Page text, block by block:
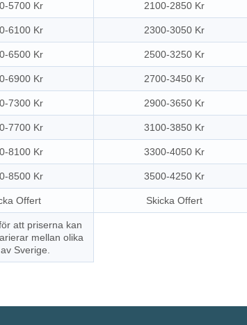
5700 Kr 2100-2850 Kr
6100 Kr 2300-3050 Kr
6500 Kr 2500-3250 Kr
6900 Kr 2700-3450 Kr
7300 Kr 2900-3650 Kr
7700 Kr 3100-3850 Kr
8100 Kr 3300-4050 Kr
8500 Kr 3500-4250 Kr
Offert Skicka Offert
att priserna kan
mellan olika
Sverige.